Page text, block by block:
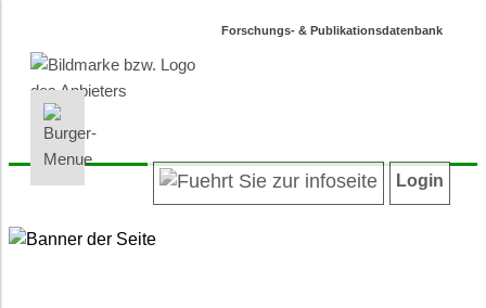
Forschungs- & Publikationsdatenbank
INFORMATIONEN | SUCHEN
Autoren/innenverzeichnis
LOGIN
Login